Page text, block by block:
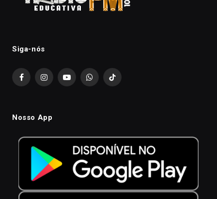
Siga-nós
FacebookInstagramYouTubeWhatsAppTikTok
Nosso App